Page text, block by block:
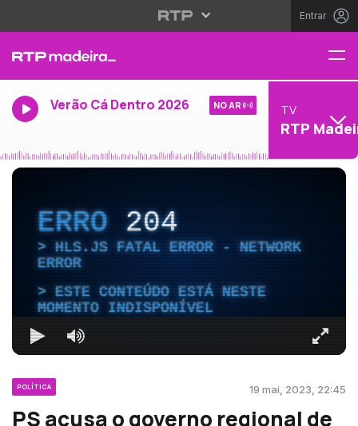
Entrar
Verão Cá Dentro 2026 NO AR TV
RTP
ERRO204
HLS.JS FATAL ERROR - NETWORK
ERROR
ESTE CONTEÚDO ESTÁ NESTE
MOMENTO INDISPONÍVEL
POLÍTICA 19 mai, 2023, 22:45
PS acusa o governo regional de